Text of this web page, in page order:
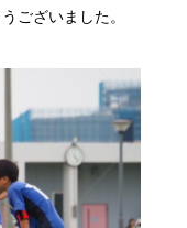
ございました。